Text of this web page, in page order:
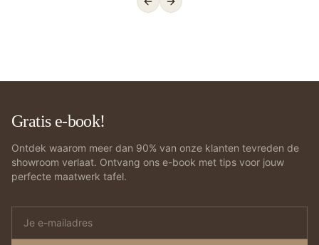
Previous slide
Next slide
Gratis e-book!
Ontdek waarom meer dan 90% van onze klanten tevreden de
showroom verlaat. Ontvang ons e-book met tips voor jouw
perfecte maatwerk tafel.